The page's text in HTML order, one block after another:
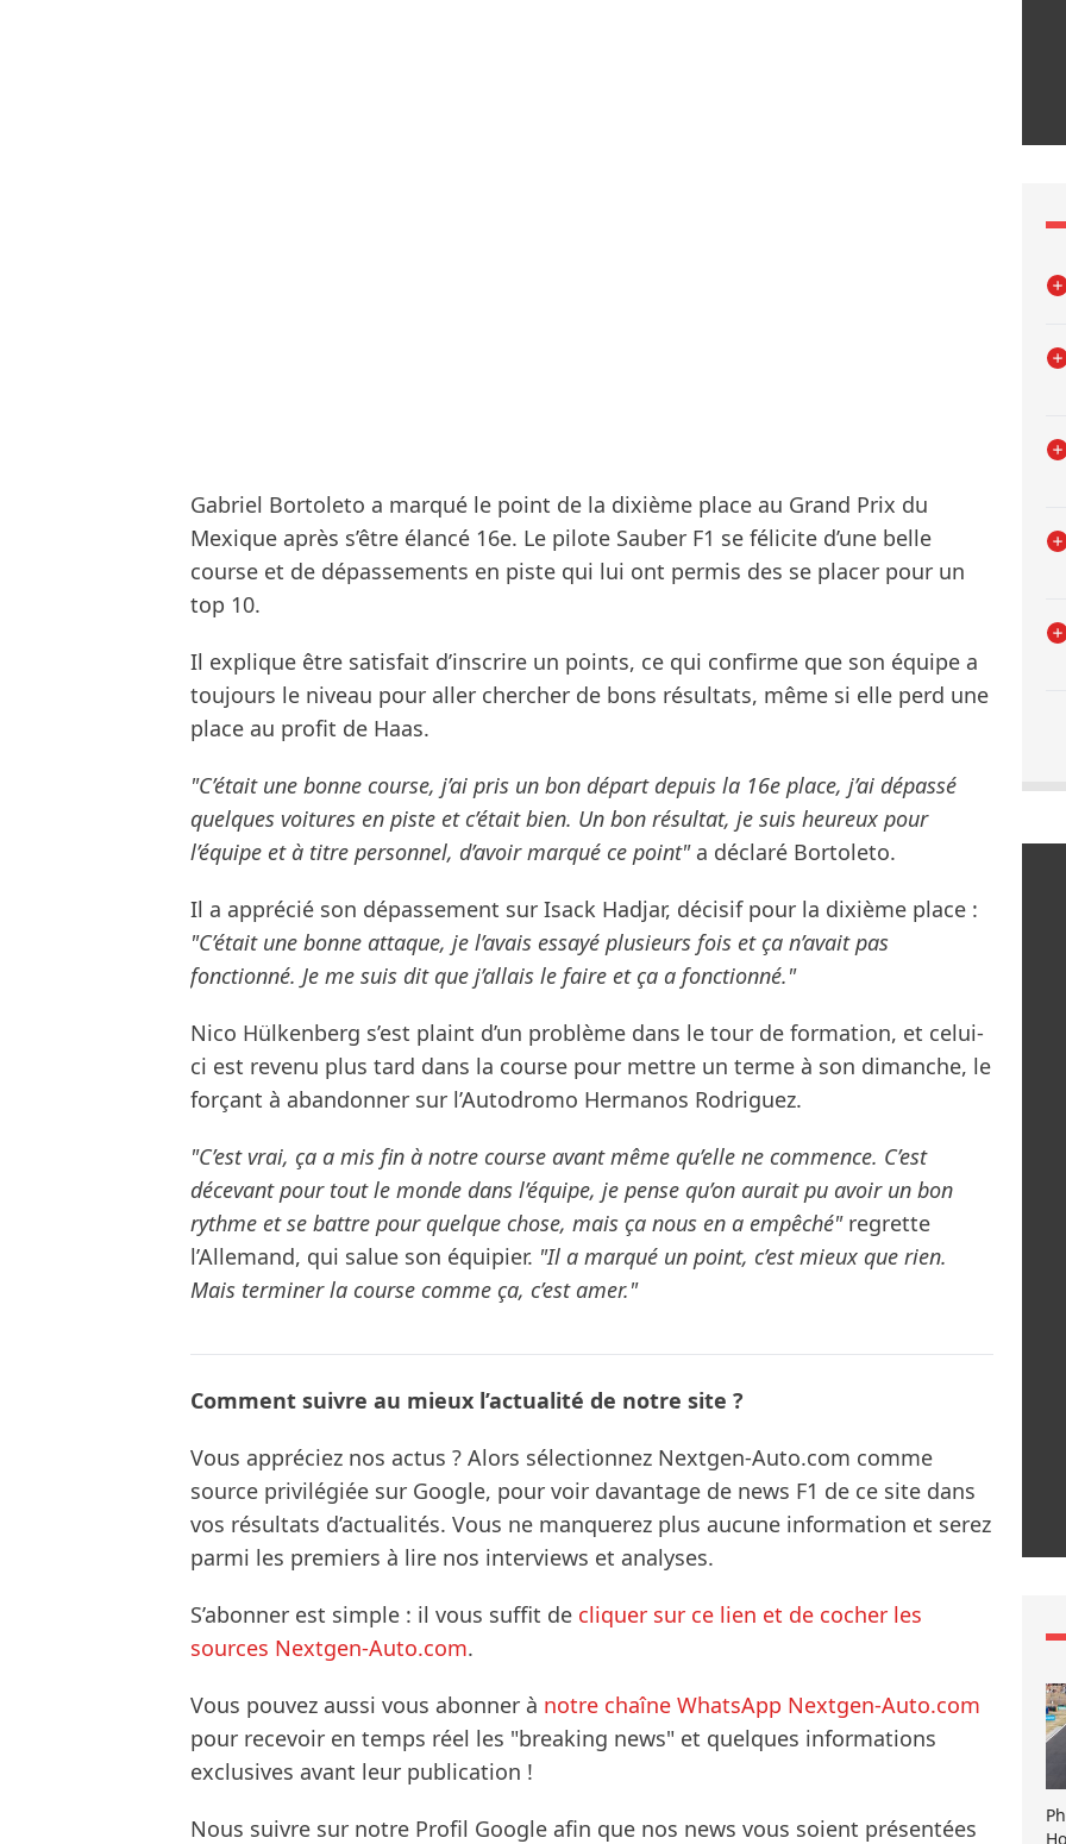
Gabriel Bortoleto a marqué le point de la dixième place au Grand Prix du
Mexique après s’être élancé 16e. Le pilote Sauber F1 se félicite d’une belle
course et de dépassements en piste qui lui ont permis des se placer pour un
top 10.
Il explique être satisfait d’inscrire un points, ce qui confirme que son équipe a
toujours le niveau pour aller chercher de bons résultats, même si elle perd une
place au profit de Haas.
"C’était une bonne course, j’ai pris un bon départ depuis la 16e place, j’ai dépassé
quelques voitures en piste et c’était bien. Un bon résultat, je suis heureux pour
l’équipe et à titre personnel, d’avoir marqué ce point"a déclaré Bortoleto.
Il a apprécié son dépassement sur Isack Hadjar, décisif pour la dixième place :
"C’était une bonne attaque, je l’avais essayé plusieurs fois et ça n’avait pas
fonctionné. Je me suis dit que j’allais le faire et ça a fonctionné."
Nico Hülkenberg s’est plaint d’un problème dans le tour de formation, et celui-
ci est revenu plus tard dans la course pour mettre un terme à son dimanche, le
forçant à abandonner sur l’Autodromo Hermanos Rodriguez.
"C’est vrai, ça a mis fin à notre course avant même qu’elle ne commence. C’est
décevant pour tout le monde dans l’équipe, je pense qu’on aurait pu avoir un bon
rythme et se battre pour quelque chose, mais ça nous en a empêché"regrette
l’Allemand, qui salue son équipier. "Il a marqué un point, c’est mieux que rien.
Mais terminer la course comme ça, c’est amer."
Comment suivre au mieux l’actualité de notre site ?
Vous appréciez nos actus ? Alors sélectionnez Nextgen-Auto.com comme
source privilégiée sur Google, pour voir davantage de news F1 de ce site dans
vos résultats d’actualités. Vous ne manquerez plus aucune information et serez
parmi les premiers à lire nos interviews et analyses.
S’abonner est simple : il vous suffit de cliquer sur ce lien et de cocher les
sources Nextgen-Auto.com.
Vous pouvez aussi vous abonner à notre chaîne WhatsApp Nextgen-Auto.com
pour recevoir en temps réel les "breaking news" et quelques informations
exclusives avant leur publication !
Nous suivre sur notre Profil Google afin que nos news vous soient présentées